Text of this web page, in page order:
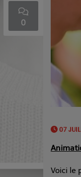
0
07
Voici le